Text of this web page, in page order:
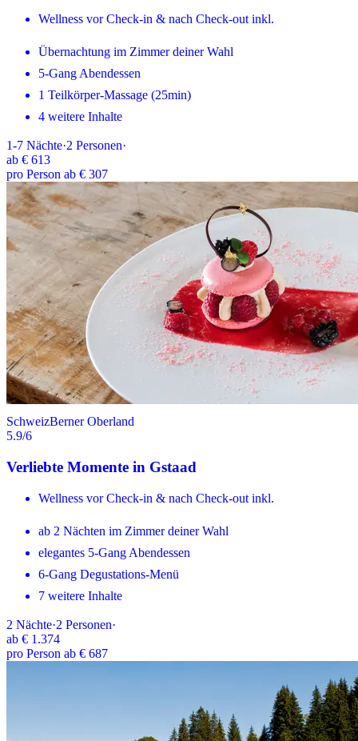
Wellness vor Check-in & nach Check-out inkl.
Übernachtung im Zimmer deiner Wahl
5-Gang Abendessen
1 Teilkörper-Massage (25min)
4 weitere Inhalte
1-7 Nächte·2 Personen·
ab € 613
pro Person ab € 307
SchweizBerner Oberland
5.9/6
Verliebte Momente in Gstaad
Wellness vor Check-in & nach Check-out inkl.
ab 2 Nächten im Zimmer deiner Wahl
elegantes 5-Gang Abendessen
6-Gang Degustations-Menü
7 weitere Inhalte
2 Nächte·2 Personen·
ab € 1.374
pro Person ab € 687